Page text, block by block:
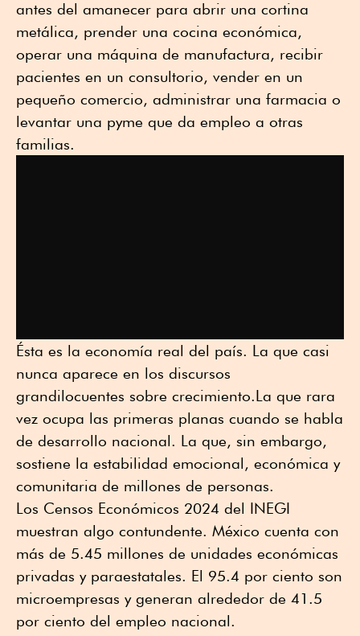
antes del amanecer para abrir una cortina
metálica, prender una cocina económica,
operar una máquina de manufactura, recibir
pacientes en un consultorio, vender en un
pequeño comercio, administrar una farmacia o
levantar una pyme que da empleo a otras
familias.
Ésta es la economía real del país. La que casi
nunca aparece en los discursos
grandilocuentes sobre crecimiento.La que rara
vez ocupa las primeras planas cuando se habla
de desarrollo nacional. La que, sin embargo,
sostiene la estabilidad emocional, económica y
comunitaria de millones de personas.
Los Censos Económicos 2024 del INEGI
muestran algo contundente. México cuenta con
más de 5.45 millones de unidades económicas
privadas y paraestatales. El 95.4 por ciento son
microempresas y generan alrededor de 41.5
por ciento del empleo nacional.